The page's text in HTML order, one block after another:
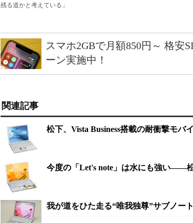
残る道かと考えている」
スマホ2GBで月額850円～ 格安
ーン実施中！
関連記事
松下、Vista Business搭載の耐衝撃モバ
今度の「Let's note」は水にも強い――
我が道をひた走る“唯我独尊”サブノー